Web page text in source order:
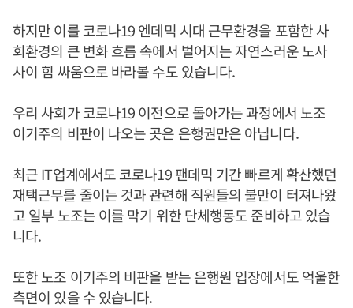
하지만 이를 코로나19 엔데믹 시대 근무환경을 포함한 사
회환경의 큰 변화 흐름 속에서 벌어지는 자연스러운 노사
사이 힘 싸움으로 바라볼 수도 있습니다.
우리 사회가 코로나19 이전으로 돌아가는 과정에서 노조
이기주의 비판이 나오는 곳은 은행권만은 아닙니다.
최근 IT업계에서도 코로나19 팬데믹 기간 빠르게 확산했던
재택근무를 줄이는 것과 관련해 직원들의 불만이 터져나왔
고 일부 노조는 이를 막기 위한 단체행동도 준비하고 있습
니다.
또한 노조 이기주의 비판을 받는 은행원 입장에서도 억울한
측면이 있을 수 있습니다.